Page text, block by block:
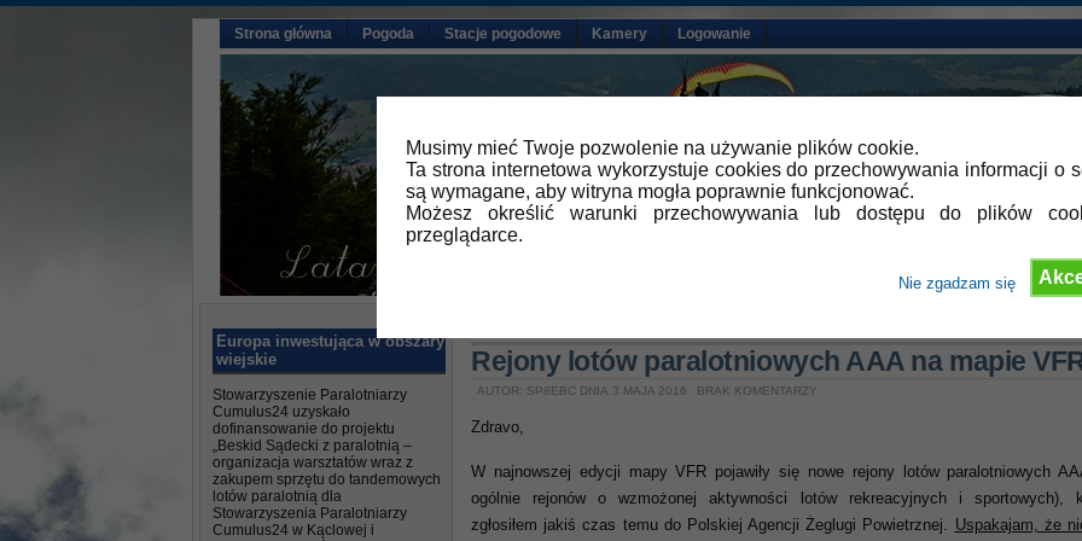
Musimy mieć Twoje pozwolenie na używanie plików cookie.
Ta strona internetowa wykorzystuje cookies do przechowywania informacji o
są wymagane, aby witryna mogła poprawnie funkcjonować.
Możesz określić warunki przechowywania lub dostępu do plików
przeglądarce.
Nie zgadzam się
Strona główna Pogoda Stacje pogodowe Kamery Logowanie
Europa inwestująca w obszary
wiejskie
Stowarzyszenie Paralotniarzy
Cumulus24 uzyskało
dofinansowanie do projektu
„Beskid Sądecki z paralotnią –
organizacja warsztatów wraz z
zakupem sprzętu do tandemowych
lotów paralotnią dla
Stowarzyszenia Paralotniarzy
Cumulus24 w Kąclowej i
Rejony lotów paralotniowych AAA na mapie
AUTOR: SP8EBC DNIA 3 MAJA 2016 BRAK KOMENTARZY
Zdravo,
W najnowszej edycji mapy VFR pojawiły się nowe rejony lotów paralotniowych
ogólnie rejonów o wzmożonej aktywności lotów rekreacyjnych i sportowych),
zgłosiłem jakiś czas temu do Polskiej Agencji Żeglugi Powietrznej. Uspakajam, że